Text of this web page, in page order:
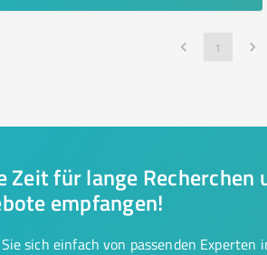
1
Zeit für lange Recherchen
empfangen!
Sie sich einfach von passenden